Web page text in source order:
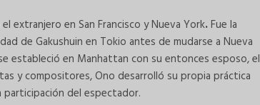
extranjero en San Francisco y Nueva York.Fue la
de Gakushuin en Tokio antes de mudarse a Nueva
estableció en Manhattan con su entonces esposo, el
y compositores, Ono desarrolló su propia práctica
del espectador.